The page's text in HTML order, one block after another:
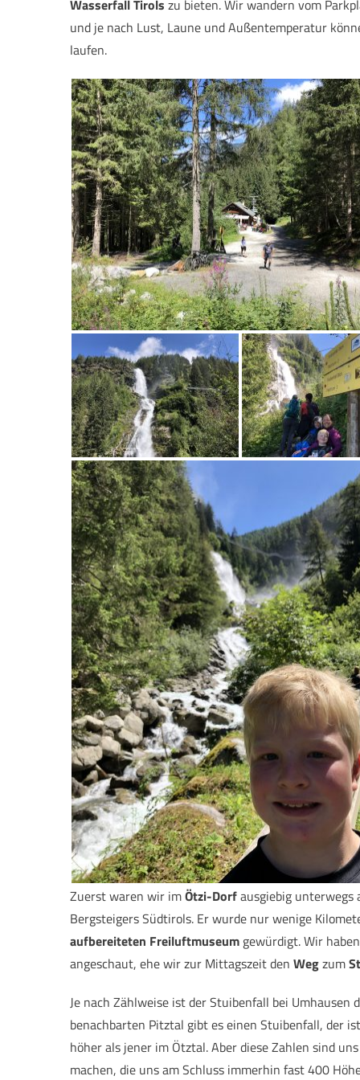
WasserfallTirols zu bieten. Wir wandern vom
und je nach Lust, Laune und Außentemperatur
laufen.
Zuerst waren wir imÖtzi-Dorfausgiebig unterwegs
Bergsteigers Südtirols. Er wurde nur wenige
aufbereiteten Freiluftmuseum gewürdigt. Wir
angeschaut, ehe wir zur Mittagszeit den Wegzum
Je nach Zählweise ist der Stuibenfall bei Umhausen
benachbarten Pitztal gibt es einen Stuibenfall, der
höher als jener im Ötztal. Aber diese Zahlen sind
machen, die uns am Schluss immerhin fast 400